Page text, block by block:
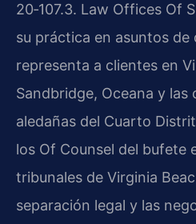
20‑107.3. Law Offices Of
su práctica en asuntos
representa a clientes en
Sandbridge, Oceana y las
aledañas del Cuarto
los Of Counsel del bufete
tribunales de Virginia
separación legal y las